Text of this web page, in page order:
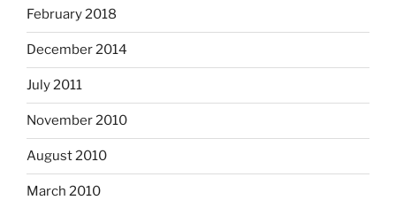
February 2018
December 2014
July 2011
November 2010
August 2010
March 2010